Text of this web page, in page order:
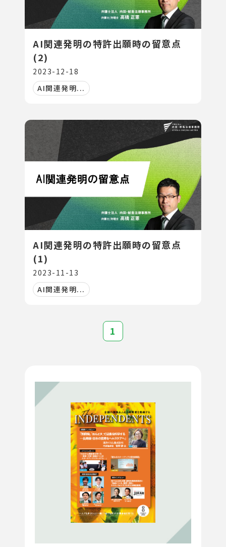
AI関連発明の特許出願時の留意点
(2)
2023-12-18
AI関連発明...
AI関連発明の特許出願時の留意点
(1)
2023-11-13
AI関連発明...
1